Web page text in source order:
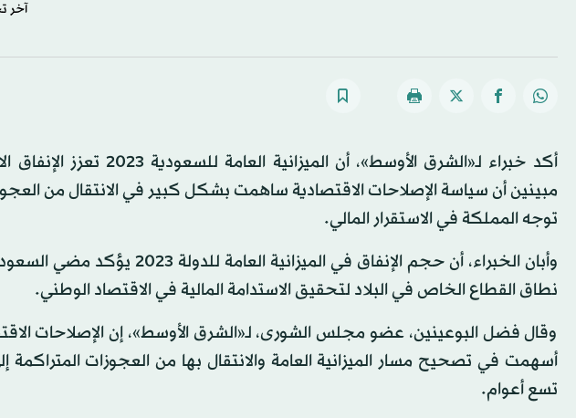
آخر تحديث: 23:16-8
أكد خبراء لـ«الشرق
مبينين أن سياسة الإصلاحات الاقتصادية ساهمت بشكل كبير في الانتقال من
توجه المملكة في الاستقرار المالي.
وأبان الخبراء، أن حجم الإنفاق في
نطاق القطاع الخاص في البلاد لتحقيق الاستدامة المالية في الاقتصاد الوطني.
أسهمت في تصحيح مسار الميزانية العامة والانتقال بها من العجوزات
تسع أعوام.